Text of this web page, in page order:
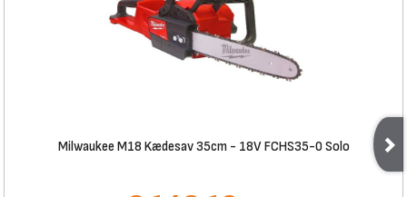
Milwaukee M18 Kædesav 35cm - 18V FCHS35-0 Solo